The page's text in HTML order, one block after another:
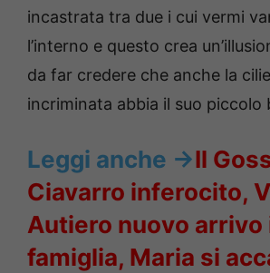
incastrata tra due i cui vermi
l’interno e questo crea
da far credere che anche la
incriminata abbia il suo piccolo
Leggi anche ->Il
Ciavarro inferocito,
Autiero nuovo arrivo
famiglia, Maria si